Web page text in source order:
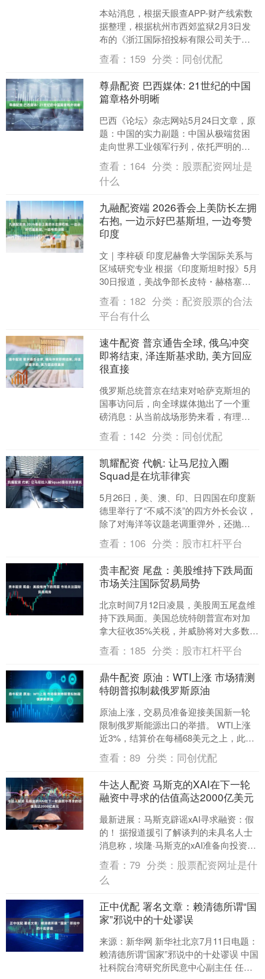
本站消息，根据天眼查APP-财产线索数
据整理，根据杭州市西郊监狱2月3日发
布的《浙江国际招投标有限公司关于杭
州市西郊监狱警用机器人及无人机采购
项目中标(成交)结....
查看： 159 分类： 同创优配
尊鼎配资 巴西媒体: 21世纪的中国
篇章格外明晰
巴西《论坛》杂志网站5月24日文章，原
题：中国的实力副题：中国从极端贫困
走向世界工业领军行列，依托严明的治
理、长远的战略与历史延续性，稳步筑
牢国家发展布局30多....
查看： 164 分类： 股票配资网址是
什么
九融配资端 2026香会上美防长左拥
右抱, 一边示好巴基斯坦, 一边夸赞
印度
文｜李梓硕 印度尼赫鲁大学国际关系与
区域研究专业 根据《印度斯坦时报》5月
30日报道，美战争部长皮特・赫格塞斯
当日在香格里拉对话会上，重点阐述了
美国在南亚及印太....
查看： 182 分类： 配资股票的合法
平台有什么
速牛配资 普京通告全球, 俄乌冲突
即将结束, 泽连斯基求助, 美方回应
很直接
俄罗斯总统普京在结束对哈萨克斯坦的
国事访问后，向全球媒体抛出了一个重
磅消息：从当前战场形势来看，有理由
认为俄乌冲突临近收尾。 然而就在普京
发表这番讲话的同一天，....
查看： 142 分类： 同创优配
凯耀配资 代帆: 让马尼拉入圈
Squad是在坑菲律宾
5月26日，美、澳、印、日四国在印度新
德里举行了“不咸不淡”的四方外长会议，
除了对海洋等议题老调重弹外，还抛出
海上监控、关键矿产、能源安全及港口
建设等合作计划，....
查看： 106 分类： 股市杠杆平台
贵丰配资 尾盘：美股维持下跌局面
市场关注国际贸易局势
北京时间7月12日凌晨，美股周五尾盘维
持下跌局面。美国总统特朗普宣布对加
拿大征收35%关税，并威胁将对大多数国
家征收15%或20%的统一关税。市场避险
情绪升温。....
查看： 185 分类： 股市杠杆平台
鼎牛配资 原油：WTI上涨 市场猜测
特朗普拟制裁俄罗斯原油
原油上涨，交易员准备迎接美国新一轮
限制俄罗斯能源出口的举措。 WTI上涨
近3%，结算价在每桶68美元之上，此前
美国总统唐纳德·特朗普表示，他计划于
周一就俄罗斯问....
查看：89 分类： 同创优配
牛达人配资 马斯克的XAI在下一轮
融资中寻求的估值高达2000亿美元
最新进展：马斯克辟谣xAI寻求融资：假
的！ 据报道援引了解谈判的未具名人士
消息称，埃隆·马斯克的xAI准备向投资者
募集更多资金，这笔交易对这家人工智
能公司的估值....
查看：79 分类： 股票配资网址是什
么
正中优配 署名文章：赖清德所谓“国
家”邪说中的十处谬误
来源：新华网 新华社北京7月11日电题：
赖清德所谓“国家”邪说中的十处谬误 中国
社科院台湾研究所民意中心副主任 任冬